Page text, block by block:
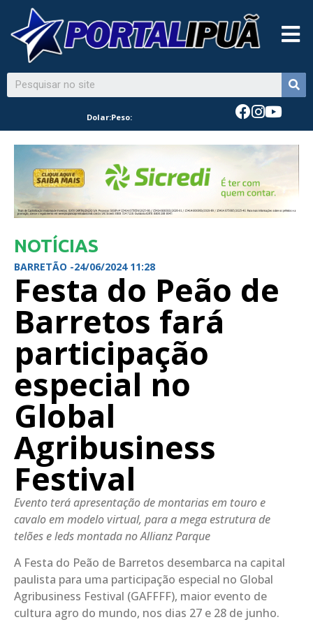
Dolar:Peso:
NOTÍCIAS
BARRETÃO -24/06/2024 11:28
Festa do Peão de
Barretos fará
participação
especial no
Global
Agribusiness
Festival
Evento terá apresentação de montarias em touro e
cavalo em modelo virtual, para a mega estrutura de
telões e leds montada no Allianz Parque
A Festa do Peão de Barretos desembarca na capital
paulista para uma participação especial no Global
Agribusiness Festival (GAFFFF), maior evento de
cultura agro do mundo, nos dias 27 e 28 de junho.